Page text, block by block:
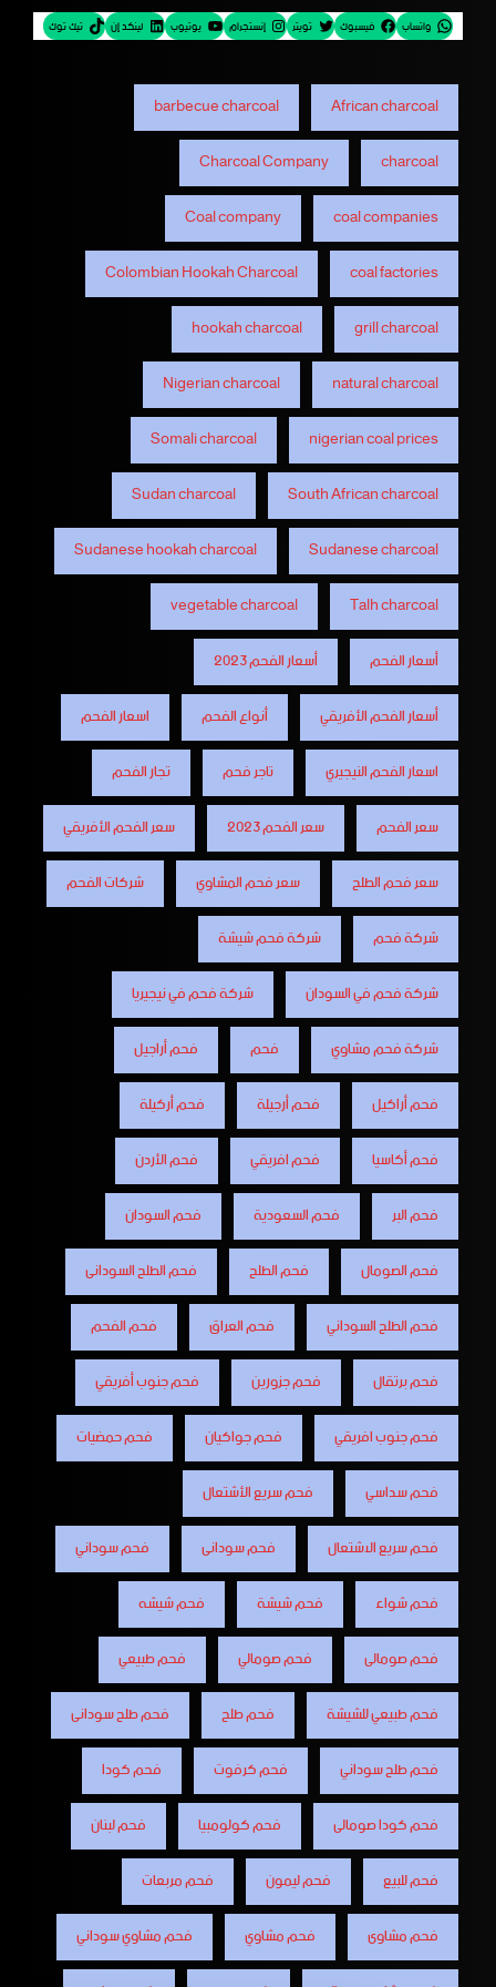
واتساب فيسبوك تويتر إنستجرام يوتيوب لينكد إن تيك توك
African charcoal
barbecue charcoal
charcoal
Charcoal Company
coal companies
Coal company
coal factories
Colombian Hookah Charcoal
grill charcoal
hookah charcoal
natural charcoal
Nigerian charcoal
nigerian coal prices
Somali charcoal
South African charcoal
Sudan charcoal
Sudanese charcoal
Sudanese hookah charcoal
Talh charcoal
vegetable charcoal
أسعار الفحم
أسعار الفحم 2023
أسعار الفحم الأفريقي
أنواع الفحم
اسعار الفحم
اسعار الفحم النيجيري
تاجر فحم
تجار الفحم
سعر الفحم
سعر الفحم 2023
سعر الفحم الأفريقي
سعر فحم الطلح
سعر فحم المشاوي
شركات الفحم
شركة فحم
شركة فحم شيشة
شركة فحم في السودان
شركة فحم في نيجيريا
شركة فحم مشاوي
فحم
فحم أراجيل
فحم أراكيل
فحم أرجيلة
فحم أركيلة
فحم أكاسيا
فحم افريقي
فحم الأردن
فحم البر
فحم السعودية
فحم السودان
فحم الصومال
فحم الطلح
فحم الطلح السودانى
فحم الطلح السوداني
فحم العراق
فحم الفحم
فحم برتقال
فحم جزورين
فحم جنوب أفريقي
فحم جنوب افريقي
فحم جواكيان
فحم حمضيات
فحم سداسي
فحم سريع الأشتعال
فحم سريع الاشتعال
فحم سودانى
فحم سوداني
فحم شواء
فحم شيشة
فحم شيشه
فحم صومالى
فحم صومالي
فحم طبيعي
فحم طبيعي للشيشة
فحم طلح
فحم طلح سودانى
فحم طلح سوداني
فحم كرفوت
فحم كودا
فحم كودا صومالى
فحم كولومبيا
فحم لبنان
فحم للبيع
فحم ليمون
فحم مربعات
فحم مشاوى
فحم مشاوي
فحم مشاوي سوداني